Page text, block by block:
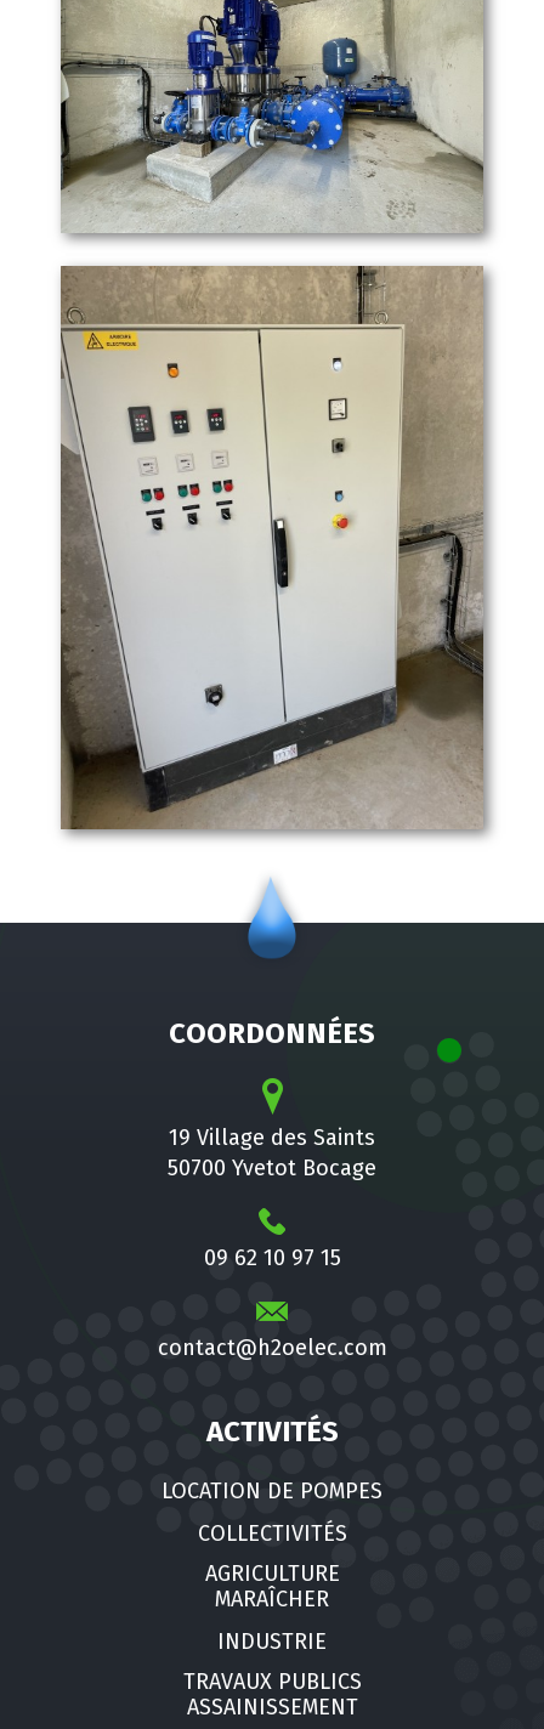
COORDONNÉES
19 Village des Saints
50700 Yvetot Bocage
09 62 10 97 15
contact@h2oelec.com
ACTIVITÉS
LOCATION DE POMPES
COLLECTIVITÉS
AGRICULTURE
MARAÎCHER
INDUSTRIE
TRAVAUX PUBLICS
ASSAINISSEMENT